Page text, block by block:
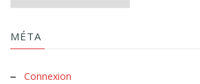
MÉTA
Connexion